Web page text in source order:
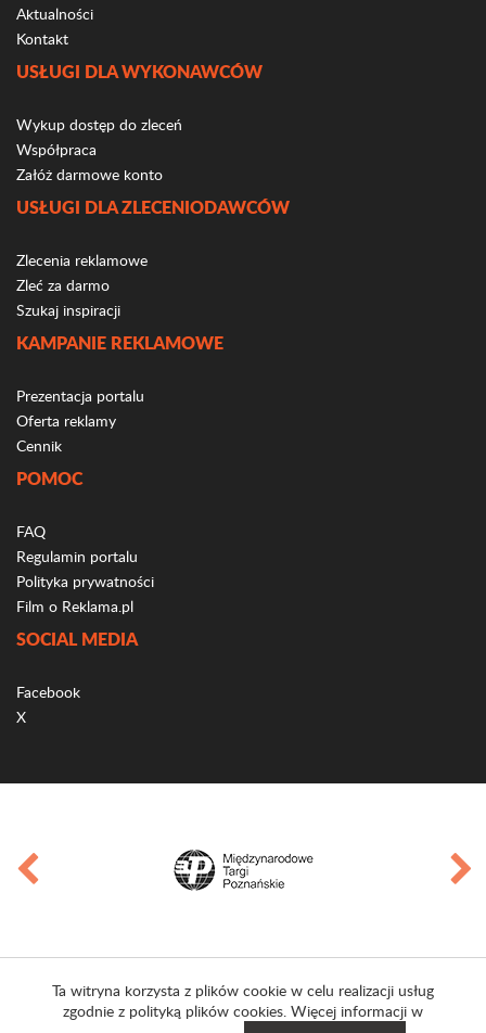
Aktualności
Kontakt
USŁUGI DLA WYKONAWCÓW
Wykup dostęp do zleceń
Współpraca
Załóż darmowe konto
USŁUGI DLA ZLECENIODAWCÓW
Zlecenia reklamowe
Zleć za darmo
Szukaj inspiracji
KAMPANIE REKLAMOWE
Prezentacja portalu
Oferta reklamy
Cennik
POMOC
FAQ
Regulamin portalu
Polityka prywatności
Film o Reklama.pl
SOCIAL MEDIA
Facebook
X
Ta witryna korzysta z plików cookie w celu realizacji usług
zgodnie z polityką plików cookies. Więcej informacji w